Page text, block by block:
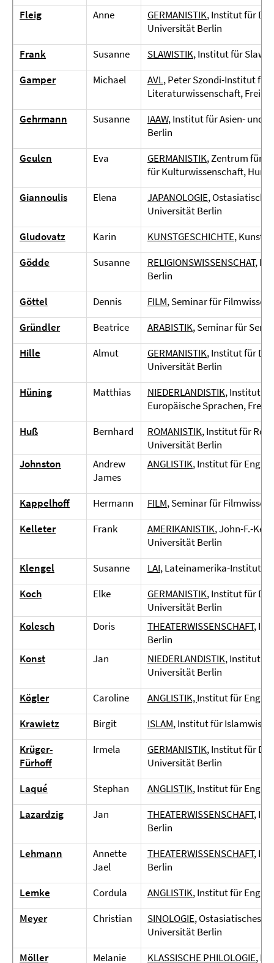
Fleig
Anne GERMANISTIK, Institut für
Universität Berlin
Frank
Susanne SLAWISTIK, Institut für
Gamper
Michael AVL, Peter Szondi-Institut für
Literaturwissenschaft, Freie
Gehrmann
Susanne IAAW, Institut für Asien- und
Berlin
Geulen
Eva GERMANISTIK, Zentrum für
für Kulturwissenschaft,
Giannoulis
Elena JAPANOLOGIE,
Universität Berlin
Gludovatz
Karin KUNSTGESCHICHTE,
Gödde
Susanne RELIGIONSWISSENSCHAT,
Berlin
Göttel
Dennis FILM, Seminar für
Gründler
Beatrice ARABISTIK, Seminar für
Hille
Almut GERMANISTIK, Institut für
Universität Berlin
Hüning
Matthias NIEDERLANDISTIK, Institut
Europäische Sprachen,
Huß
Bernhard ROMANISTIK, Institut für
Universität Berlin
Johnston
Andrew
James
ANGLISTIK, Institut für
Kappelhoff Hermann FILM, Seminar für
Kelleter
Frank AMERIKANISTIK, John-F.-
Universität Berlin
Klengel
Susanne LAI, Lateinamerika-Institut,
Koch
Elke GERMANISTIK, Institut für
Universität Berlin
Kolesch
Doris THEATERWISSENSCHAFT,
Berlin
Konst
Jan NIEDERLANDISTIK, Institut
Universität Berlin
Kögler
Caroline ANGLISTIK,Institut für
Krawietz
Birgit ISLAM, Institut für
Krüger-
Fürhoff
Irmela GERMANISTIK, Institut für
Universität Berlin
Laqué
Stephan ANGLISTIK, Institut für
Lazardzig
Jan THEATERWISSENSCHAFT,
Berlin
Lehmann
Annette
Jael
THEATERWISSENSCHAFT,
Berlin
Lemke
Cordula ANGLISTIK, Institut für
Meyer
Christian SINOLOGIE, Ostasiatisches
Universität Berlin
Möller
Melanie KLASSISCHE PHILOLOGIE,